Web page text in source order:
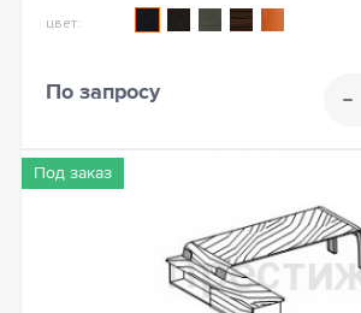
цвет:
По запросу
Под заказ